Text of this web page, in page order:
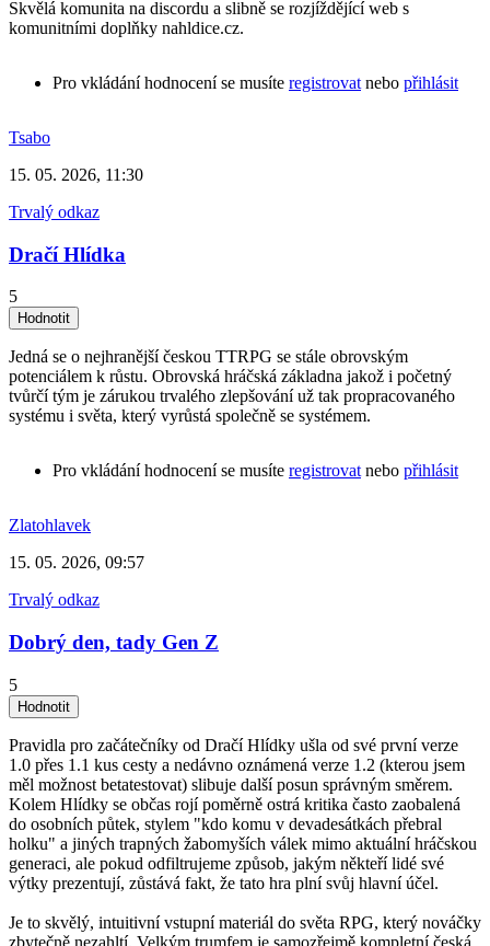
Skvělá komunita na discordu a slibně se rozjíždějící web s
komunitními doplňky nahldice.cz.
Pro vkládání hodnocení se musíte registrovat nebo přihlásit
Tsabo
15. 05. 2026, 11:30
Trvalý odkaz
Dračí Hlídka
5
Jedná se o nejhranější českou TTRPG se stále obrovským
potenciálem k růstu. Obrovská hráčská základna jakož i početný
tvůrčí tým je zárukou trvalého zlepšování už tak propracovaného
systému i světa, který vyrůstá společně se systémem.
Pro vkládání hodnocení se musíte registrovat nebo přihlásit
Zlatohlavek
15. 05. 2026, 09:57
Trvalý odkaz
Dobrý den, tady Gen Z
5
Pravidla pro začátečníky od Dračí Hlídky ušla od své první verze
1.0 přes 1.1 kus cesty a nedávno oznámená verze 1.2 (kterou jsem
měl možnost betatestovat) slibuje další posun správným směrem.
Kolem Hlídky se občas rojí poměrně ostrá kritika často zaobalená
do osobních půtek, stylem "kdo komu v devadesátkách přebral
holku" a jiných trapných žabomyších válek mimo aktuální hráčskou
generaci, ale pokud odfiltrujeme způsob, jakým někteří lidé své
výtky prezentují, zůstává fakt, že tato hra plní svůj hlavní účel.
Je to skvělý, intuitivní vstupní materiál do světa RPG, který nováčky
zbytečně nezahltí. Velkým trumfem je samozřejmě kompletní česká